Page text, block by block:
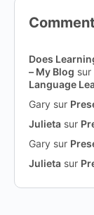
Does
– My Blog sur
Language
Gary sur
Julieta sur
Gary sur
Julieta sur